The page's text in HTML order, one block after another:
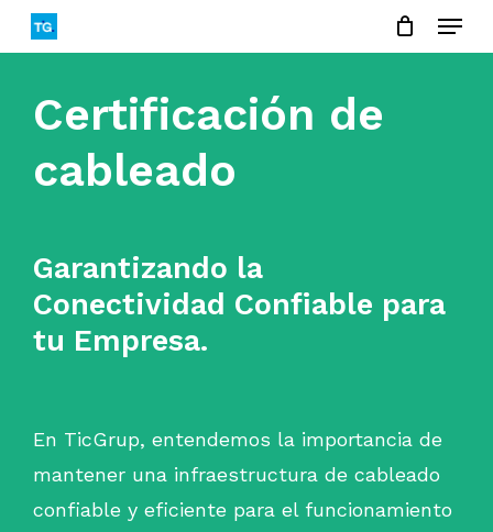
Skip
to
content
Menu
Certificación de
cableado
Garantizando la
Conectividad Confiable para
tu Empresa.
En TicGrup, entendemos la importancia de
mantener una infraestructura de cableado
confiable y eficiente para el funcionamiento